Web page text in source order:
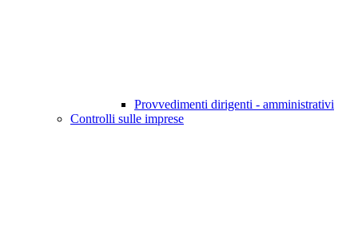
Provvedimenti dirigenti - amministrativi
Controlli sulle imprese